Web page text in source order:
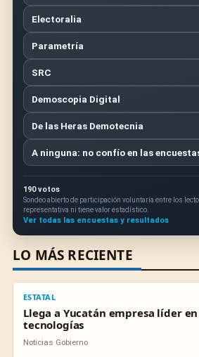
Electoralia
Parametría
SRC
Demoscopia Digital
De las Heras Demotecnia
A ninguna: no confío en las
190 votos
Sondeo abierto de participación voluntaria entre los
representativa ni tiene valor estadístico.
Ver todas las encuestas y resultados
LO MÁS RECIENTE
ESTATAL
Llega a Yucatán empresa líder
tecnologías
Noticias Gobierno